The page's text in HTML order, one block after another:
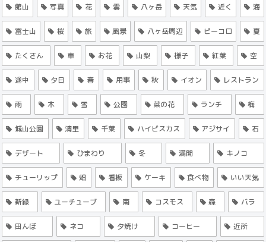
館山 写真 花 雲 八ヶ岳 天気 近く 海
富士山 桜 旅 風景 八ヶ岳周辺 ピーコロ 夏
たくさん 車 お花 山梨 様子 紅葉 空
途中 夕日 春 用事 秋 イオン レストラン
雨 木 雪 公園 菜の花 ランチ 梅
城山公園 清里 千葉 ハイビスカス アジサイ 石
デザート ひまわり 冬 満開 キノコ
チューリップ 畑 看板 ケーキ 食べ物 いい天気
新緑 ユーチューブ 南 コスモス 森 バラ
田んぼ ネコ 夕焼け コーヒー 近所